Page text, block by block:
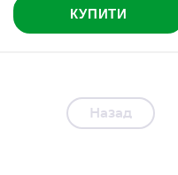
КУПИТИ
Назад